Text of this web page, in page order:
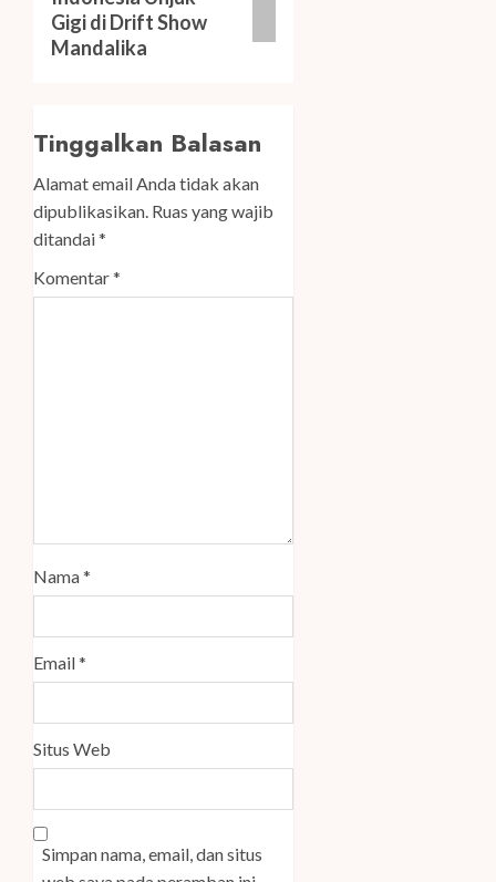
Gigi di Drift Show
Mandalika
Tinggalkan Balasan
Alamat email Anda tidak akan
dipublikasikan. Ruas yang wajib
ditandai*
Komentar*
Nama*
Email*
Situs Web
Simpan nama, email, dan situs